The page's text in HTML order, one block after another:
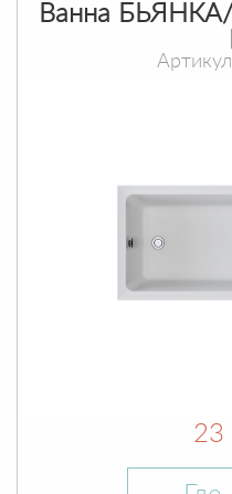
Ванна
23